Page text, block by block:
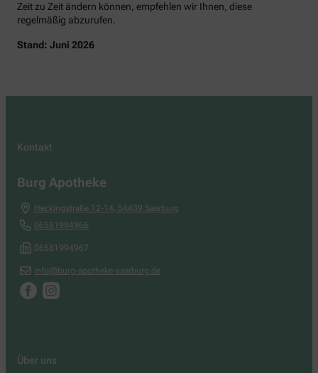
Zeit zu Zeit ändern können, empfehlen wir Ihnen, diese
regelmäßig abzurufen.
Stand: Juni 2026
Kontakt
Burg Apotheke
Heckingstraße 12-14, 54439 Saarburg
06581994966
06581994967
info@burg-apotheke-saarburg.de
Über uns